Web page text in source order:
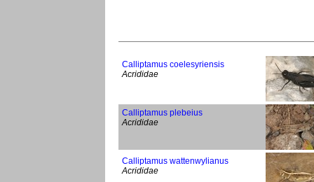
Calliptamus coelesyriensis
Acrididae
Calliptamus plebeius
Acrididae
Calliptamus wattenwylianus
Acrididae